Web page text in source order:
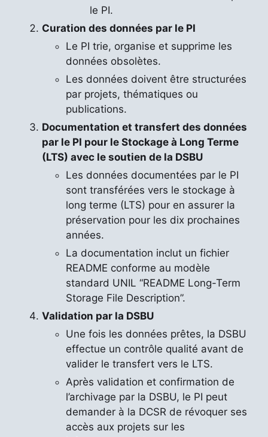
le PI.
Curation des données par le PI
Le PI trie, organise et supprime les
données obsolètes.
Les données doivent être structurées
par projets, thématiques ou
publications.
Documentation et transfert des données
par le PI pour le Stockage à Long Terme
(LTS) avec le soutien de la DSBU
Les données documentées par le PI
sont transférées vers le stockage à
long terme (LTS) pour en assurer la
préservation pour les dix prochaines
années.
La documentation inclut un fichier
README conforme au modèle
standard UNIL “README Long-Term
Storage File Description”.
Validation par la DSBU
Une fois les données prêtes, la DSBU
effectue un contrôle qualité avant de
valider le transfert vers le LTS.
Après validation et confirmation de
l’archivage par la DSBU, le PI peut
demander à la DCSR de révoquer ses
accès aux projets sur les